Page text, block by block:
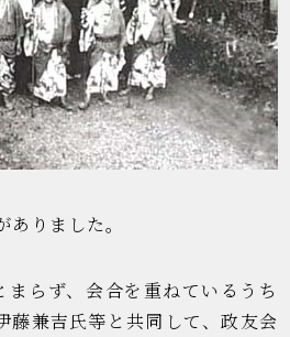
りました。
らず、会合を重ねているうち
藤兼吉氏等と共同して、政友会